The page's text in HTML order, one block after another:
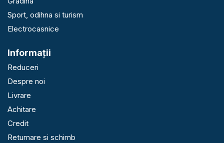
Sport, odihna si turism
Electrocasnice
Informaţii
Reduceri
Despre noi
Livrare
Achitare
Credit
Returnare si schimb